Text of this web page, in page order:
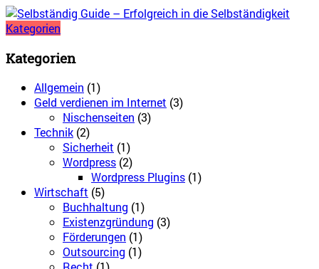
Kategorien
Kategorien
Allgemein (1)
Geld verdienen im Internet (3)
Nischenseiten (3)
Technik (2)
Sicherheit (1)
Wordpress (2)
Wordpress Plugins (1)
Wirtschaft (5)
Buchhaltung (1)
Existenzgründung (3)
Förderungen (1)
Outsourcing (1)